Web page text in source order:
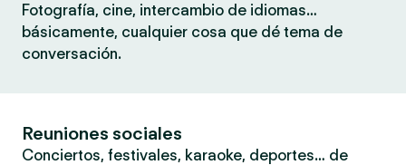
Fotografía, cine, intercambio de idiomas…
básicamente, cualquier cosa que dé tema de
conversación.
Reuniones sociales
Conciertos, festivales, karaoke, deportes… de